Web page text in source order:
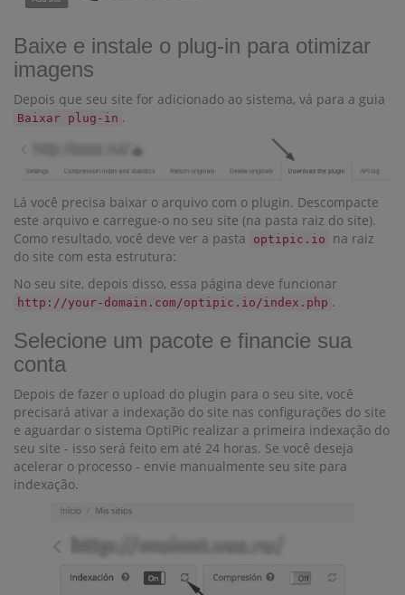
Baixe e instale o plug-in para otimizar
imagens
Depois que seu site for adicionado ao sistema, vá para a guia
Baixar plug-in .
Lá você precisa baixar o arquivo com o plugin. Descompacte
este arquivo e carregue-o no seu site (na pasta raiz do site).
Como resultado, você deve ver a pasta
optipic.io
na raiz
do site com esta estrutura:
No seu site, depois disso, essa página deve funcionar
http://your-domain.com/optipic.io/index.php .
Selecione um pacote e financie sua
conta
Depois de fazer o upload do plugin para o seu site, você
precisará ativar a indexação do site nas configurações do site
e aguardar o sistema OptiPic realizar a primeira indexação do
seu site - isso será feito em até 24 horas. Se você deseja
acelerar o processo - envie manualmente seu site para
indexação.